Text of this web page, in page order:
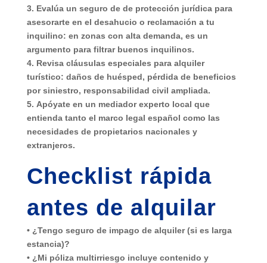
3. Evalúa un seguro de de protección jurídica para
asesorarte en el desahucio o reclamación a tu
inquilino: en zonas con alta demanda, es un
argumento para filtrar buenos inquilinos.
4. Revisa cláusulas especiales para alquiler
turístico: daños de huésped, pérdida de beneficios
por siniestro, responsabilidad civil ampliada.
5. Apóyate en un mediador experto local que
entienda tanto el marco legal español como las
necesidades de propietarios nacionales y
extranjeros.
Checklist rápida
antes de alquilar
• ¿Tengo seguro de impago de alquiler (si es larga
estancia)?
• ¿Mi póliza multirriesgo incluye contenido y